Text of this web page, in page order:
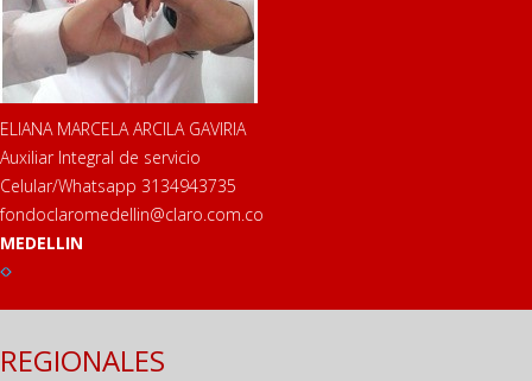
ELIANA MARCELA ARCILA GAVIRIA
Auxiliar Integral de servicio
Celular/Whatsapp 3134943735
fondoclaromedellin@claro.com.co
MEDELLIN
REGIONALES